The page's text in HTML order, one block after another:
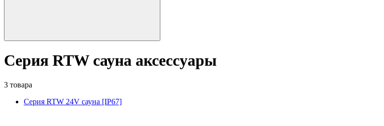
Серия RTW сауна аксессуары
3 товара
Серия RTW 24V сауна [IP67]